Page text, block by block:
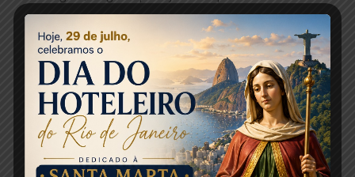
Expansão da Infraestrutura para Viajantes em Trânsito
O Rio registrou um crescimento de 20% na demanda
por armazenamento temporário nos últimos dois anos,
impulsionado pelo turismo e pelo trabalho remoto.
Profissionais que intercalam reuniões com dias de
coworking buscam soluções flexíveis e
descentralizadas, fugindo do eixo tradicional
aeroporto–hotel.